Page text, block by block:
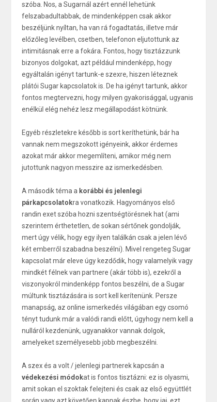
szóba. Nos, a Sugarnál azért ennél lehetünk
felszabadultabbak, de mindenképpen csak akkor
beszéljünk nyíltan, ha van rá fogadtatás, illetve már
előzőleg levélben, csetben, telefonon eljutottunk az
intimitásnak erre a fokára. Fontos, hogy tisztázzunk
bizonyos dolgokat, azt például mindenképp, hogy
egyáltalán igényt tartunk-e szexre, hiszen léteznek
plátói Sugar kapcsolatok is. De ha igényt tartunk, akkor
fontos megtervezni, hogy milyen gyakorisággal, ugyanis
enélkül elég nehéz lesz megállapodást kötnünk.
Egyéb részletekre később is sort keríthetünk, bár ha
vannak nem megszokott igényeink, akkor érdemes
azokat már akkor megemlíteni, amikor még nem
jutottunk nagyon messzire az ismerkedésben.
A második téma a korábbi és jelenlegi
párkapcsolatokra vonatkozik. Hagyományos első
randin exet szóba hozni szentségtörésnek hat (ami
szerintem érthetetlen, de sokan sértőnek gondolják,
mert úgy vélik, hogy egy ilyen találkán csak a jelen lévő
két emberről szabadna beszélni). Mivel rengeteg Sugar
kapcsolat már eleve úgy kezdődik, hogy valamelyik vagy
mindkét félnek van partnere (akár több is), ezekről a
viszonyokról mindenképp fontos beszélni, de a Sugar
múltunk tisztázására is sort kell kerítenünk. Persze
manapság, az online ismerkedés világában egy csomó
tényt tudunk már a valódi randi előtt, úgyhogy nem kell a
nulláról kezdenünk, ugyanakkor vannak dolgok,
amelyeket személyesebb jobb megbeszélni.
A szex és a volt / jelenlegi partnerek kapcsán a
védekezési módokat is fontos tisztázni: ez is olyasmi,
amit sokan el szoktak felejteni és csak az első együttlét